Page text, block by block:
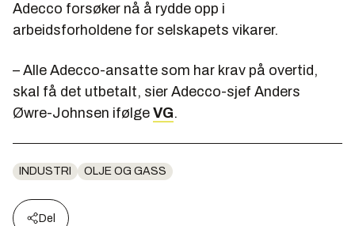
Adecco forsøker nå å rydde opp i
arbeidsforholdene for selskapets vikarer.
– Alle Adecco-ansatte som har krav på overtid,
skal få det utbetalt, sier Adecco-sjef Anders
Øwre-Johnsen ifølge VG.
INDUSTRI OLJE OG GASS
Del